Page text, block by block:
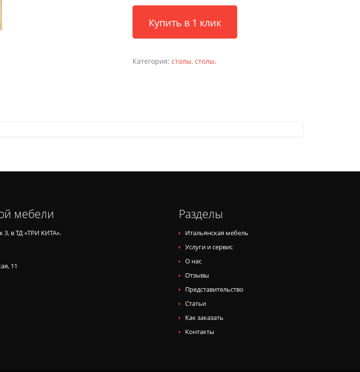
Купить в 1 клик
Категория: столы, столы.
мебели
3, в ТД «ТРИ КИТА».
11
Разделы
Итальянская мебель
Услуги и сервис
О нас
Отзывы
Представительство
Статьи
Как заказать
Контакты